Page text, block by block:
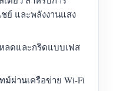
ย์ และพลังงานแสง
ลดและกริดแบบเฟส
ม์ผ่านเครือข่าย Wi-Fi